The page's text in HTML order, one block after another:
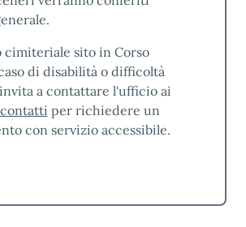
e dell’efficienza dei
questo principio sono avviate
le seguenti azioni di
la presentazione delle
cimiteriale sito in Corso
di disabilità o difficoltà
a contattare l'ufficio ai
contatti per richiedere un
con servizio accessibile.